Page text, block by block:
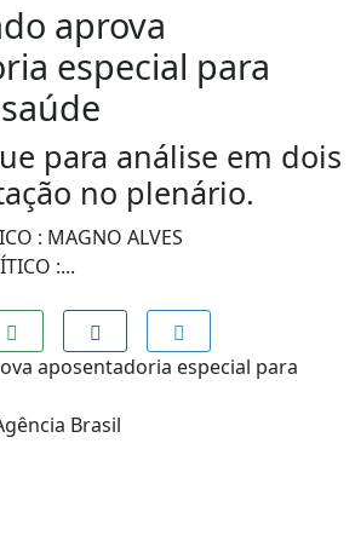
aprova
especial para
para análise em dois
no plenário.
:...
Brasil